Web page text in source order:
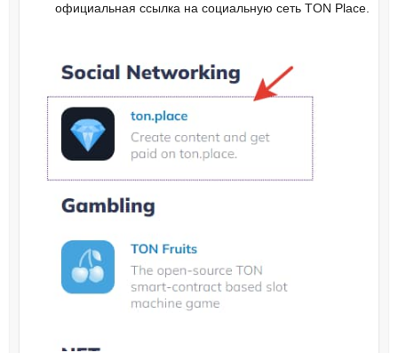
официальная ссылка на социальную сеть TON Place.